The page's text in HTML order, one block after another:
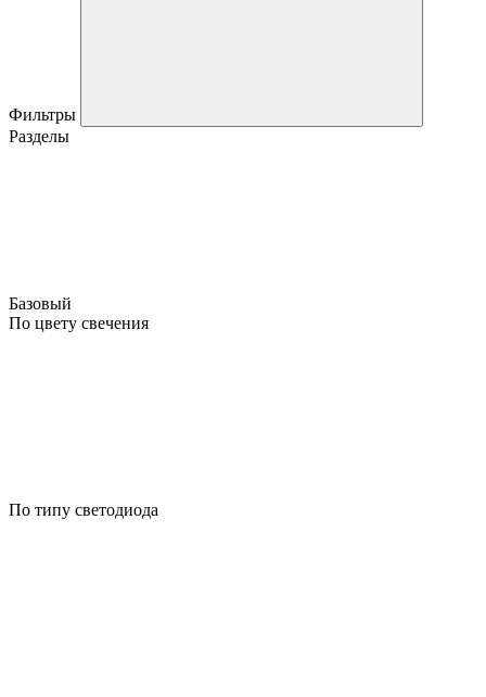
Фильтры
Разделы
Базовый
По цвету свечения
По типу светодиода